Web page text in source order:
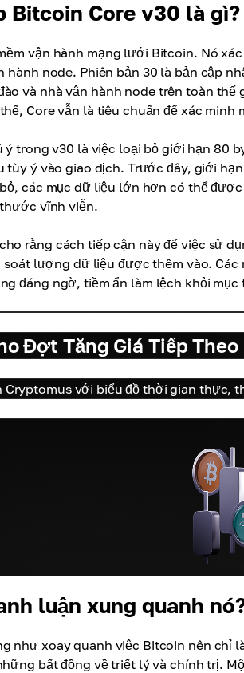
Bitcoin Core v30 là gì?
vận hành mạng lưới Bitcoin. Nó
hành node. Phiên bản 30 là bản cập
và nhà vận hành node trên toàn
Core vẫn là tiêu chuẩn để xác minh
ý trong v30 là việc loại bỏ giới hạn 80
tùy ý vào giao dịch. Trước đây, giới
các mục dữ liệu lớn hơn có thể
vĩnh viễn.
rằng cách tiếp cận này để việc sử
soát lượng dữ liệu được thêm vào.
đáng ngờ, tiềm ẩn làm lệch khỏi
Đợt Tăng Giá Tiếp
Cryptomus với biểu đồ thời gian thực,
luận xung quanh
như xoay quanh việc Bitcoin nên chỉ
bất đồng về triết lý và chính trị.